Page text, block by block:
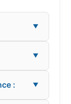
▼
▼
: ▼